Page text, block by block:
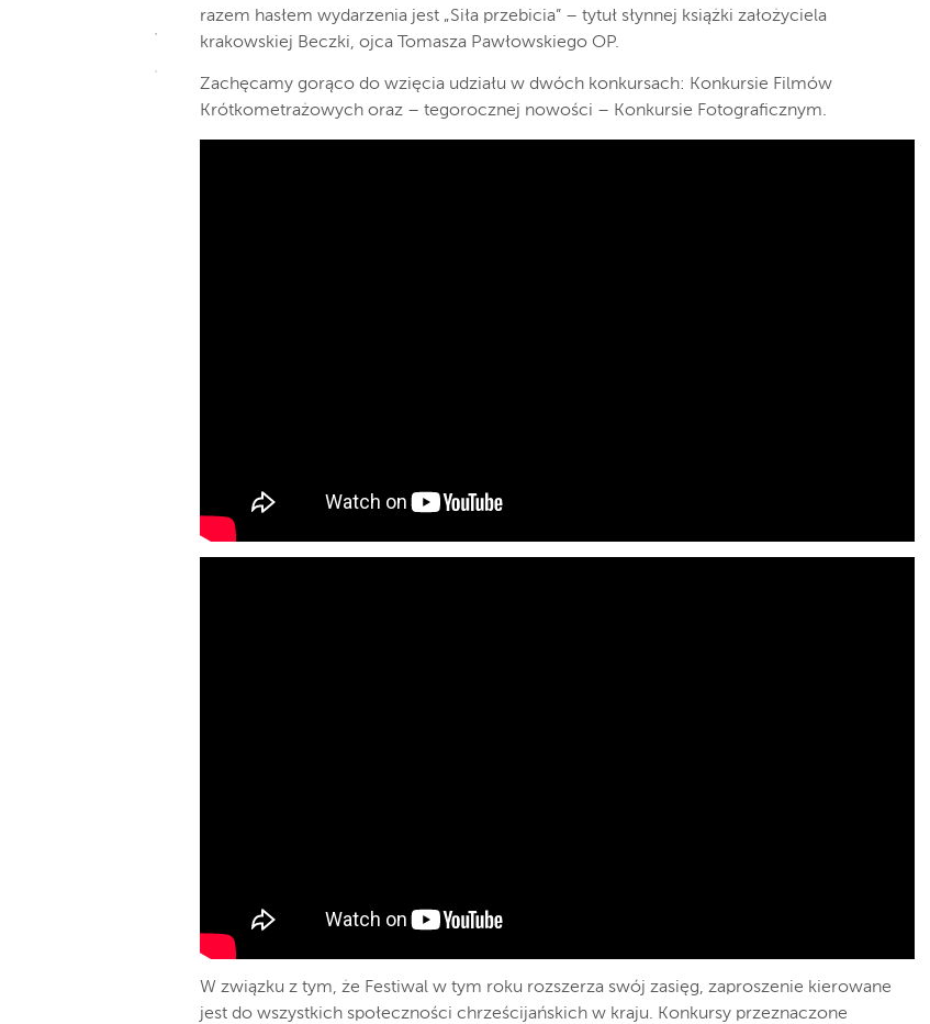
razem hasłem wydarzenia jest „Siła przebicia” – tytuł słynnej książki założyciela
krakowskiej Beczki, ojca Tomasza Pawłowskiego OP.
Zachęcamy gorąco do wzięcia udziału w dwóch konkursach: Konkursie Filmów
Krótkometrażowych oraz – tegorocznej nowości – Konkursie Fotograficznym.
W związku z tym, że Festiwal w tym roku rozszerza swój zasięg, zaproszenie kierowane
jest do wszystkich społeczności chrześcijańskich w kraju. Konkursy przeznaczone